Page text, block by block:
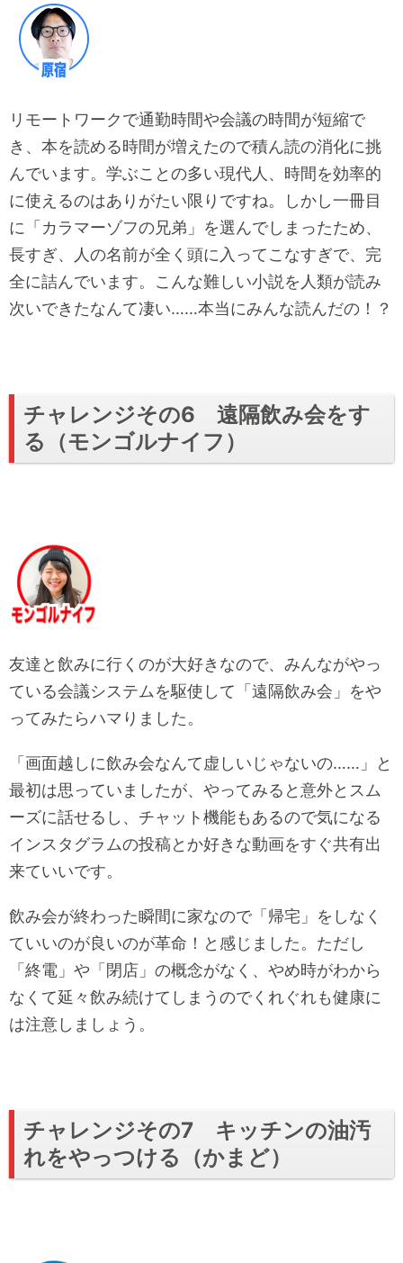
リモートワークで通勤時間や会議の時間が短縮で
き、本を読める時間が増えたので積ん読の消化に挑
んでいます。学ぶことの多い現代人、時間を効率的
に使えるのはありがたい限りですね。しかし一冊目
に「カラマーゾフの兄弟」を選んでしまったため、
長すぎ、人の名前が全く頭に入ってこなすぎで、完
全に詰んでいます。こんな難しい小説を人類が読み
次いできたなんて凄い……本当にみんな読んだの！？
チャレンジその6 遠隔飲み会をす
る（モンゴルナイフ）
友達と飲みに行くのが大好きなので、みんながやっ
ている会議システムを駆使して「遠隔飲み会」をや
ってみたらハマりました。
「画面越しに飲み会なんて虚しいじゃないの……」と
最初は思っていましたが、やってみると意外とスム
ーズに話せるし、チャット機能もあるので気になる
インスタグラムの投稿とか好きな動画をすぐ共有出
来ていいです。
飲み会が終わった瞬間に家なので「帰宅」をしなく
ていいのが良いのが革命！と感じました。ただし
「終電」や「閉店」の概念がなく、やめ時がわから
なくて延々飲み続けてしまうのでくれぐれも健康に
は注意しましょう。
チャレンジその7 キッチンの油汚
れをやっつける（かまど）